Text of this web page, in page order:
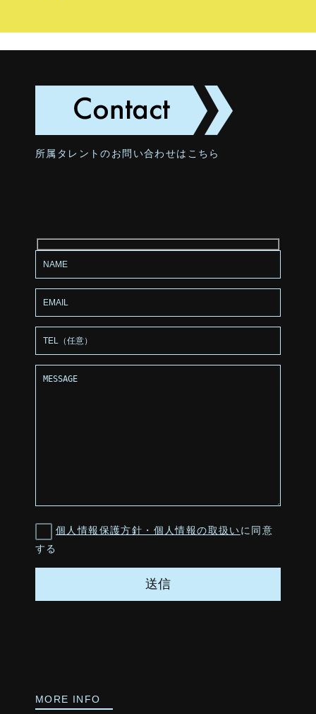
所属タレントのお問い合わせはこちら
MORE INFO
個人情報保護方針・個人情報の取扱いに同意
する